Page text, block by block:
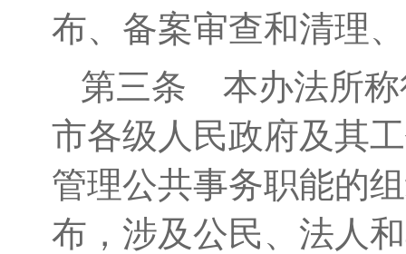
布、备案审查和清理
第三条 本办法所
市各级人民政府及其
管理公共事务职能的
布，涉及公民、法人